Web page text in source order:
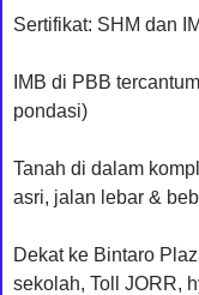
Sertifikat: SHM dan
IMB di PBB
pondasi)
Tanah di dalam
asri, jalan lebar &
Dekat ke Bintaro
sekolah, Toll JORR,